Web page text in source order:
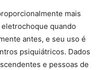
mais
quando
antes, e seu uso é
psiquiátricos. Dados
e pessoas de